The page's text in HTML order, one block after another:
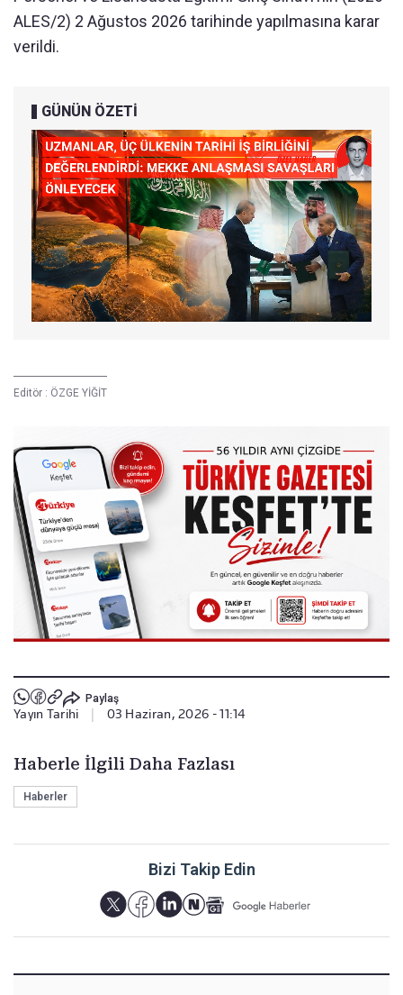
ALES/2) 2 Ağustos 2026 tarihinde yapılmasına karar
verildi.
GÜNÜN ÖZETİ
Editör : ÖZGE YİĞİT
Paylaş
Yayın Tarihi 03 Haziran, 2026 - 11:14
Haberle İlgili Daha Fazlası
Haberler
Bizi Takip Edin